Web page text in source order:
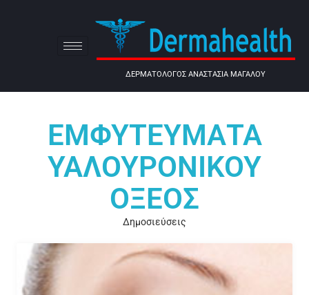
ΔΕΡΜΑΤΟΛΟΓΟΣ ΑΝΑΣΤΑΣΙΑ ΜΑΓΑΛΟΥ
ΕΜΦΥΤΕΎΜΑΤΑ
ΥΑΛΟΥΡΟΝΙΚΟΎ
ΟΞΈΟΣ
Δημοσιεύσεις